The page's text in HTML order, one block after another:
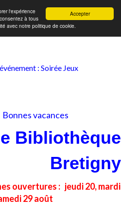
Accepter
l'expérience
à tous
avec notre politique de cookie.
: Soirée Jeux
Bibliothèque
Bretigny
: jeudi 20, mardi
29 août